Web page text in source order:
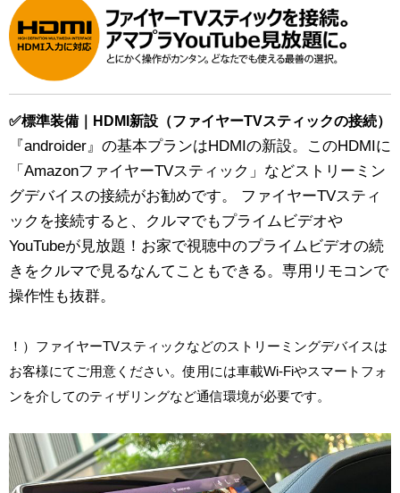
✅標準装備｜HDMI新設（ファイヤーTVスティックの接続）
『androider』の基本プランはHDMIの新設。このHDMIに
「AmazonファイヤーTVスティック」などストリーミン
グデバイスの接続がお勧めです。 ファイヤーTVスティ
ックを接続すると、クルマでもプライムビデオや
YouTubeが見放題！お家で視聴中のプライムビデオの続
きをクルマで見るなんてこともできる。専用リモコンで
操作性も抜群。
！）ファイヤーTVスティックなどのストリーミングデバイスは
お客様にてご用意ください。使用には車載Wi-Fiやスマートフォ
ンを介してのティザリングなど通信環境が必要です。